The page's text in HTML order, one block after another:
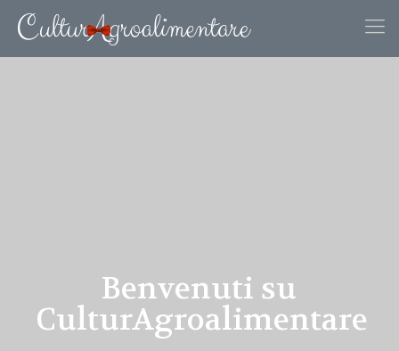
Benvenuti su
CulturAgroalimentare